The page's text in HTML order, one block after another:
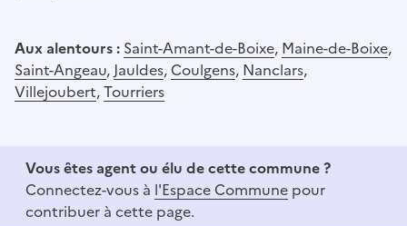
Aux alentours : Saint-Amant-de-Boixe, Maine-de-Boixe,
Saint-Angeau, Jauldes, Coulgens, Nanclars,
Villejoubert,Tourriers
Vous êtes agent ou élu de cette commune ?
Connectez-vous à l'Espace Commune pour
contribuer à cette page.